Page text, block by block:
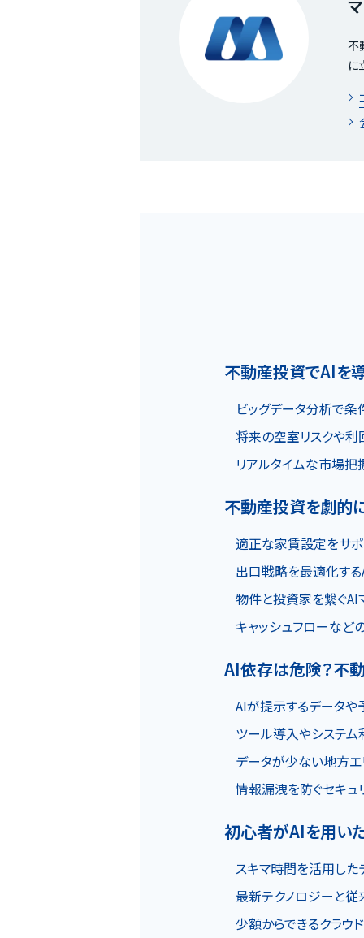
個人情報保護方針
不
に
不動産投資でAIを
ビッグデータ分析で
将来の空室リスクや利
リアルタイムな市場
不動産投資を劇的
適正な家賃設定をサ
出口戦略を最適化す
物件と投資家を繋ぐAI
キャッシュフローなど
AI依存は危険？不
AIが提示するデータ
ツール導入やシステム
データが少ない地方
情報漏洩を防ぐセキュ
初心者がAIを用い
スキマ時間を活用し
最新テクノロジーと
少額からできるクラウ